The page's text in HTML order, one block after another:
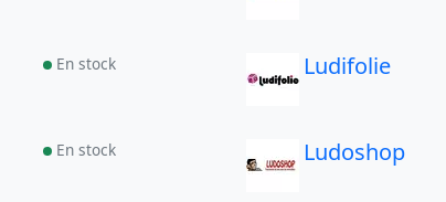
En stock Ludifolie
En stock Ludoshop